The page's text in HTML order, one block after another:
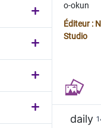
o-okun
Éditeur :
Studio
daily